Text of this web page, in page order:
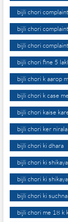
bijli chori
bijli chori
bijli chori
bijli chori fine 5
bijli chori k aarop
bijli chori k case
bijli chori kaise
bijli chori ker
bijli chori ki dhara
bijli chori ki
bijli chori ki
bijli chori ki
bijli chori me 18 k